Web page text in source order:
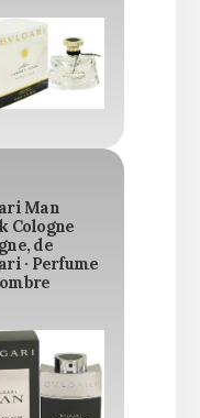
Man
Cologne
de
· Perfume